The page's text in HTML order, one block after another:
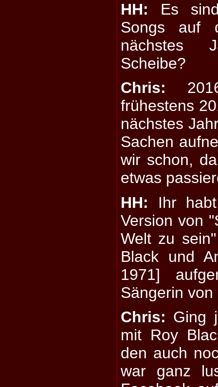
HH: Es
Songs auf
nächstes
Scheibe?
Chris:
frühestens
nächstes
Sachen
wir schon,
etwas
HH: Ihr
Version von
Welt zu
Black und
1971]
Sängerin
Chris: Ging
mit Roy
den auch
war ganz